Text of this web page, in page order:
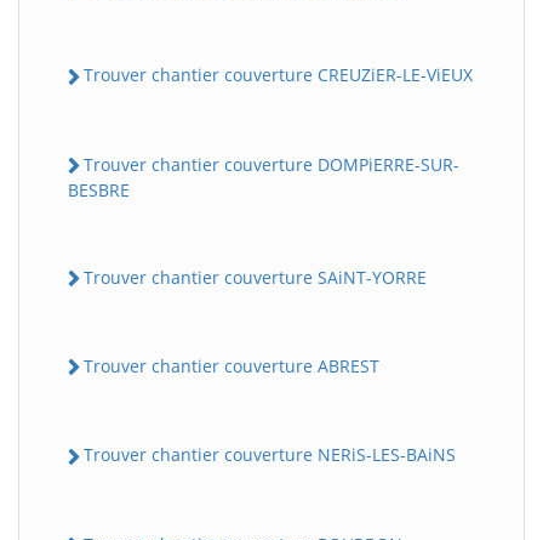
Trouver chantier couverture CREUZiER-LE-ViEUX
Trouver chantier couverture DOMPiERRE-SUR-
BESBRE
Trouver chantier couverture SAiNT-YORRE
Trouver chantier couverture ABREST
Trouver chantier couverture NERiS-LES-BAiNS